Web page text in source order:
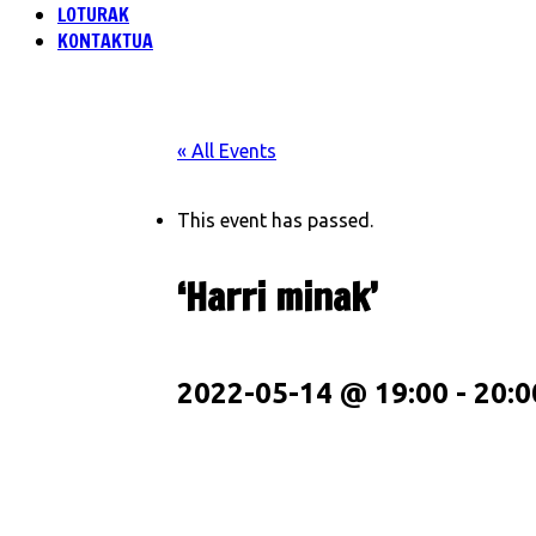
LOTURAK
KONTAKTUA
« All Events
This event has passed.
‘Harri minak’
2022-05-14 @ 19:00 -